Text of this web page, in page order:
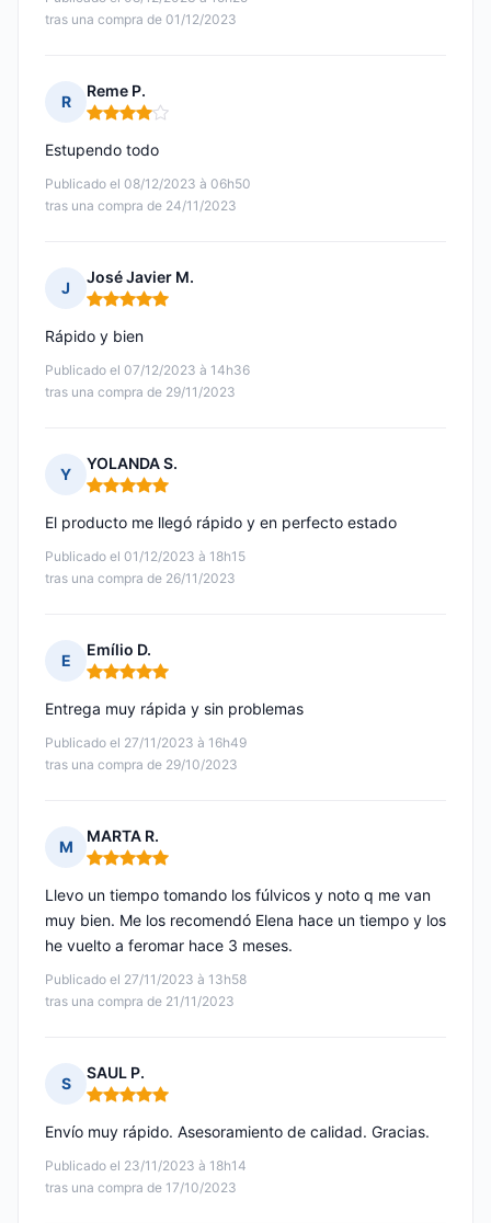
tras una compra de 01/12/2023
R
Reme P.
Nota: 4 de 5
Publicado el 08/12/2023 à 06h50
tras una compra de 24/11/2023
Estupendo todo
J
José Javier M.
Nota: 5 de 5
Publicado el 07/12/2023 à 14h36
tras una compra de 29/11/2023
Rápido y bien
Y
YOLANDA S.
Nota: 5 de 5
Publicado el 01/12/2023 à 18h15
tras una compra de 26/11/2023
El producto me llegó rápido y en perfecto estado
E
Emílio D.
Nota: 5 de 5
Publicado el 27/11/2023 à 16h49
tras una compra de 29/10/2023
Entrega muy rápida y sin problemas
M
MARTA R.
Nota: 5 de 5
Publicado el 27/11/2023 à 13h58
tras una compra de 21/11/2023
Llevo un tiempo tomando los fúlvicos y noto q me van
muy bien. Me los recomendó Elena hace un tiempo y los
he vuelto a feromar hace 3 meses.
S
SAUL P.
Nota: 5 de 5
Publicado el 23/11/2023 à 18h14
tras una compra de 17/10/2023
Envío muy rápido. Asesoramiento de calidad. Gracias.